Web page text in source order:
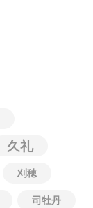
久礼
刈穂
司牡丹